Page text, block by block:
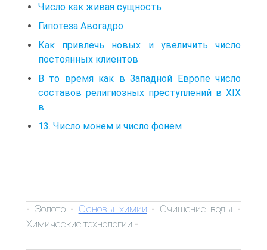
Число как живая сущность
Гипотеза Авогадро
Как привлечь новых и увеличить число
постоянных клиентов
В то время как в Западной Европе число
составов религиозных преступлений в XIX
в.
13. Число монем и число фонем
- Золото- Основы химии - Очищение воды -
Химические технологии -